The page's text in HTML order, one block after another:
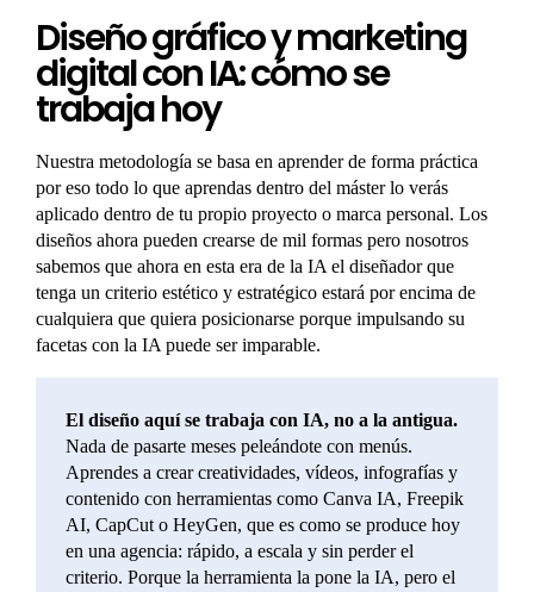
Diseño gráfico y marketing
digital con IA: cómo se
trabaja hoy
Nuestra metodología se basa en aprender de forma práctica
por eso todo lo que aprendas dentro del máster lo verás
aplicado dentro de tu propio proyecto o marca personal. Los
diseños ahora pueden crearse de mil formas pero nosotros
sabemos que ahora en esta era de la IA el diseñador que
tenga un criterio estético y estratégico estará por encima de
cualquiera que quiera posicionarse porque impulsando su
facetas con la IA puede ser imparable.
El diseño aquí se trabaja con IA, no a la antigua.
Nada de pasarte meses peleándote con menús.
Aprendes a crear creatividades, vídeos, infografías y
contenido con herramientas como Canva IA, Freepik
AI, CapCut o HeyGen, que es como se produce hoy
en una agencia: rápido, a escala y sin perder el
criterio. Porque la herramienta la pone la IA, pero el